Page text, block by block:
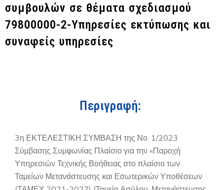
συμβουλών σε θέματα σχεδιασμού
79800000-2-Υπηρεσίες εκτύπωσης και
συναφείς υπηρεσίες
Περιγραφή:
3η ΕΚΤΕΛΕΣΤΙΚΗ ΣΥΜΒΑΣΗ της Νο. 1/2023
Σύμβασης Συμφωνίας Πλαίσιο για την «Παροχή
Υπηρεσιών Τεχνικής Βοήθειας στο πλαίσιο των
Ταμείων Μετανάστευσης και Εσωτερικών Υποθέσεων